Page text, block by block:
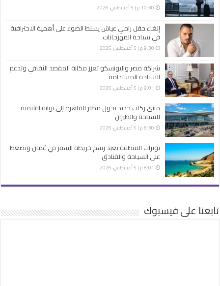
10:30 م | 5 أغسطس، 2026
إلغاء حفل رامي عياش يسلط الضوء على أهمية الاحترافية
في سياحة المهرجانات
9:30 م | 5 أغسطس، 2026
شراكة مصر واليونسكو تعزز مكانة المقصد الثقافي وتدعم
السياحة المستدامة
9:01 م | 5 أغسطس، 2026
مبنى ركاب جديد يحول مطار القاهرة إلى بوابة إقليمية
للسياحة والطيران
8:30 م | 5 أغسطس، 2026
توترات المنطقة تعيد رسم خريطة السفر في عُمان وتضغط
على السياحة والفنادق
8:01 م | 5 أغسطس، 2026
تابعنا على فيسبوك